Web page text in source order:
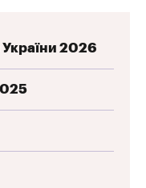
України 2026